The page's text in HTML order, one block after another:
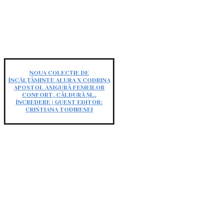
NOUA COLECȚIE DE
ÎNCĂLȚĂMINTE ALURA X CODRINA
APOSTOL ASIGURĂ FEMEILOR
CONFORT, CĂLDURĂ ȘI…
ÎNCREDERE | GUEST EDITOR:
CRISTIANA TODIRESEI